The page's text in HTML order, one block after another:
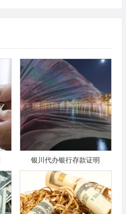
银川代办银行存款证明